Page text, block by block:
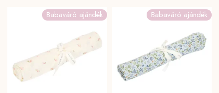
Babaváró ajándék Babaváró ajándék